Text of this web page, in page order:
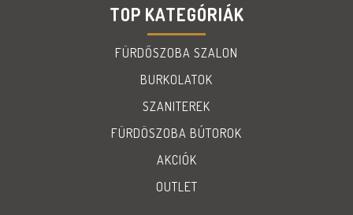
TOP KATEGÓRIÁK
FÜRDŐSZOBA SZALON
BURKOLATOK
SZANITEREK
FÜRDÖSZOBA BÚTOROK
AKCIÓK
OUTLET